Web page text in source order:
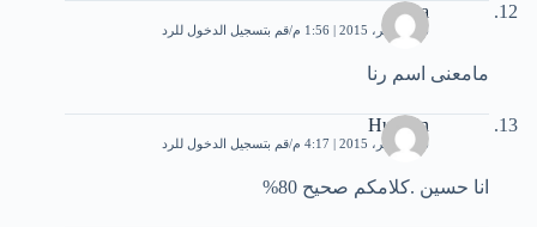
rana
26 نوفمبر، 2015 | 1:56 م قم بتسجيل الدخول للرد
مامعنى اسم رنا
Hussein
26 نوفمبر، 2015 | 4:17 م قم بتسجيل الدخول للرد
انا حسين .كلامكم صحيح 80%